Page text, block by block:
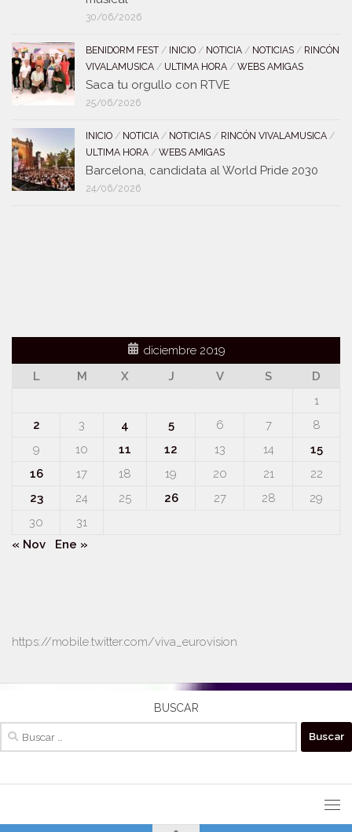
30/06/2026
BENIDORM FEST / INICIO / NOTICIA / NOTICIAS / RINCÓN
VIVALAMUSICA / ULTIMA HORA / WEBS AMIGAS
Saca tu orgullo con RTVE
25/06/2026
INICIO / NOTICIA / NOTICIAS / RINCÓN VIVALAMUSICA /
ULTIMA HORA / WEBS AMIGAS
Barcelona, candidata al World Pride 2030
24/06/2026
diciembre 2019
L
M X J V S
D
1
2
3 4 5 6 7
8
9
10 11 12 13 14
15
16
17 18 19 20 21
22
23
24 25 26 27 28
29
30
31
« Nov
Ene »
https://mobile.twitter.com/viva_eurovision
BUSCAR